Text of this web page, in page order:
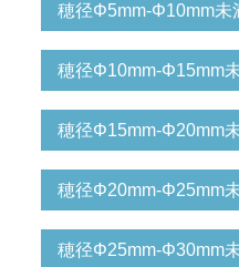
穂径Φ5mm-Φ10mm未
穂径Φ10mm-Φ15mm
穂径Φ15mm-Φ20mm
穂径Φ20mm-Φ25mm
穂径Φ25mm-Φ30mm